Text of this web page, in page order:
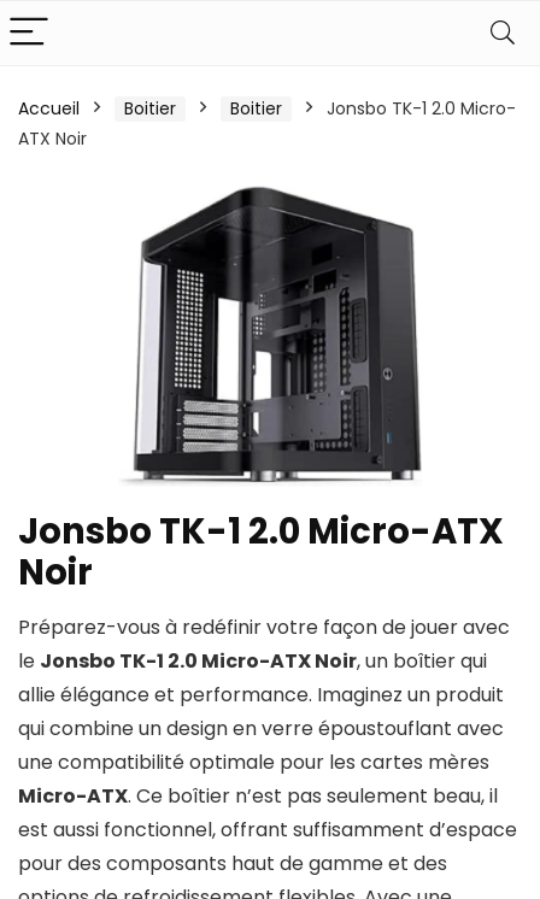
Accueil Boitier Boitier
Jonsbo TK-1 2.0 Micro-
ATX Noir
Jonsbo TK-1 2.0 Micro-ATX
Noir
Préparez-vous à redéfinir votre façon de jouer avec
le Jonsbo TK-1 2.0 Micro-ATX Noir, un boîtier qui
allie élégance et performance. Imaginez un produit
qui combine un design en verre époustouflant avec
une compatibilité optimale pour les cartes mères
Micro-ATX. Ce boîtier n’est pas seulement beau, il
est aussi fonctionnel, offrant suffisamment d’espace
pour des composants haut de gamme et des